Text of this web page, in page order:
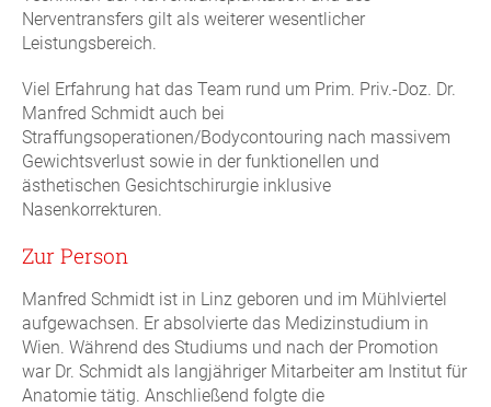
Nerventransfers gilt als weiterer wesentlicher
Leistungsbereich.
Viel Erfahrung hat das Team rund um Prim. Priv.-Doz. Dr.
Manfred Schmidt auch bei
Straffungsoperationen/Bodycontouring nach massivem
Gewichtsverlust sowie in der funktionellen und
ästhetischen Gesichtschirurgie inklusive
Nasenkorrekturen.
Zur Person
Manfred Schmidt ist in Linz geboren und im Mühlviertel
aufgewachsen. Er absolvierte das Medizinstudium in
Wien. Während des Studiums und nach der Promotion
war Dr. Schmidt als langjähriger Mitarbeiter am Institut für
Anatomie tätig. Anschließend folgte die